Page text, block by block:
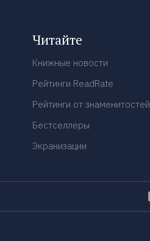
Читайте
Книжные новости
Рейтинги ReadRate
Рейтинги от знаменитостей
Бестселлеры
Экранизации